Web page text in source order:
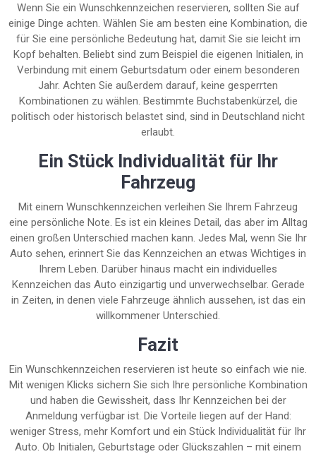
Wenn Sie ein Wunschkennzeichen reservieren, sollten Sie auf
einige Dinge achten. Wählen Sie am besten eine Kombination, die
für Sie eine persönliche Bedeutung hat, damit Sie sie leicht im
Kopf behalten. Beliebt sind zum Beispiel die eigenen Initialen, in
Verbindung mit einem Geburtsdatum oder einem besonderen
Jahr. Achten Sie außerdem darauf, keine gesperrten
Kombinationen zu wählen. Bestimmte Buchstabenkürzel, die
politisch oder historisch belastet sind, sind in Deutschland nicht
erlaubt.
Ein Stück Individualität für Ihr
Fahrzeug
Mit einem Wunschkennzeichen verleihen Sie Ihrem Fahrzeug
eine persönliche Note. Es ist ein kleines Detail, das aber im Alltag
einen großen Unterschied machen kann. Jedes Mal, wenn Sie Ihr
Auto sehen, erinnert Sie das Kennzeichen an etwas Wichtiges in
Ihrem Leben. Darüber hinaus macht ein individuelles
Kennzeichen das Auto einzigartig und unverwechselbar. Gerade
in Zeiten, in denen viele Fahrzeuge ähnlich aussehen, ist das ein
willkommener Unterschied.
Fazit
Ein Wunschkennzeichen reservieren ist heute so einfach wie nie.
Mit wenigen Klicks sichern Sie sich Ihre persönliche Kombination
und haben die Gewissheit, dass Ihr Kennzeichen bei der
Anmeldung verfügbar ist. Die Vorteile liegen auf der Hand:
weniger Stress, mehr Komfort und ein Stück Individualität für Ihr
Auto. Ob Initialen, Geburtstage oder Glückszahlen – mit einem